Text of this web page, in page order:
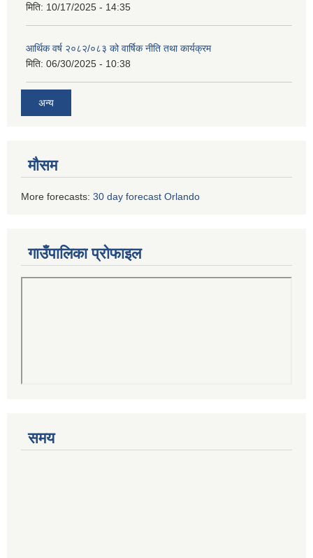
मिति: 10/17/2025 - 14:35
आर्थिक वर्ष २०८२/०८३ को वार्षिक नीति तथा कार्यक्रम
मिति: 06/30/2025 - 10:38
अन्य
मौसम
More forecasts: 30 day forecast Orlando
गाउँपालिका प्रोफाइल
समय